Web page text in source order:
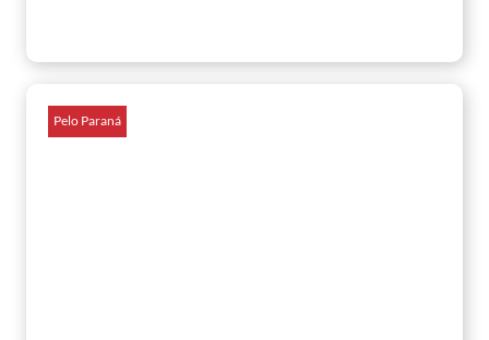
Pelo Paraná